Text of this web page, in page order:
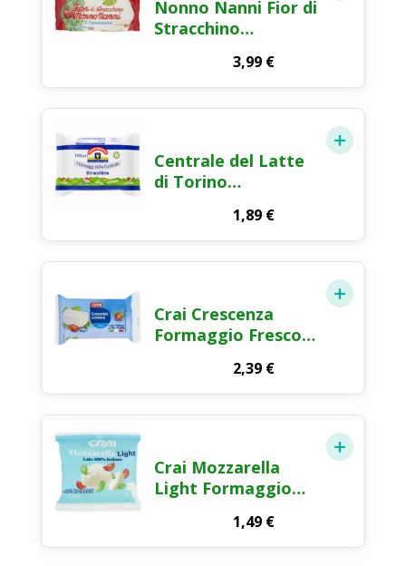
Nonno Nanni Fior di
Stracchino
3,99 €
Centrale del Latte
di Torino
Stracchino
Formaggio Molle
100g
1,89 €
Crai Crescenza
Formaggio Fresco
2,39 €
Crai Mozzarella
Light Formaggio
Filata 125g1,49 €